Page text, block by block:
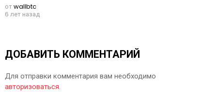
отwallbtc
6 лет назад
ДОБАВИТЬ КОММЕНТАРИЙ
Для отправки комментария вам необходимо
авторизоваться.